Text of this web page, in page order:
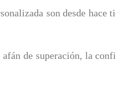
son desde hace
de superación, la